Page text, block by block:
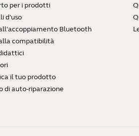
per i prodotti
d'uso
Bluetooth
compatibilità
il tuo prodotto
di auto-riparazione